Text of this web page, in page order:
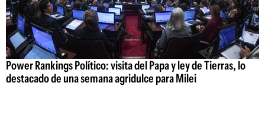
Power Rankings Político: visita del Papa y ley de Tierras, lo
destacado de una semana agridulce para Milei